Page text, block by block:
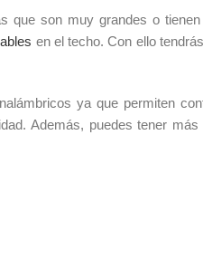
que son muy grandes o
en el techo. Con ello
ya que permiten
Además, puedes tener más